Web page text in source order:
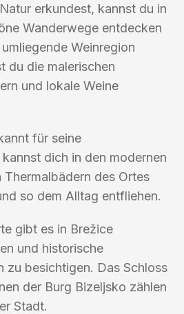
erkundest, kannst du in
Wanderwege entdecken
Weinregion
du die malerischen
und lokale Weine
für seine
dich in den modernen
Thermalbädern des Ortes
so dem Alltag entfliehen.
gibt es in Brežice
und historische
zu besichtigen. Das Schloss
der Burg Bizeljsko zählen
Stadt.